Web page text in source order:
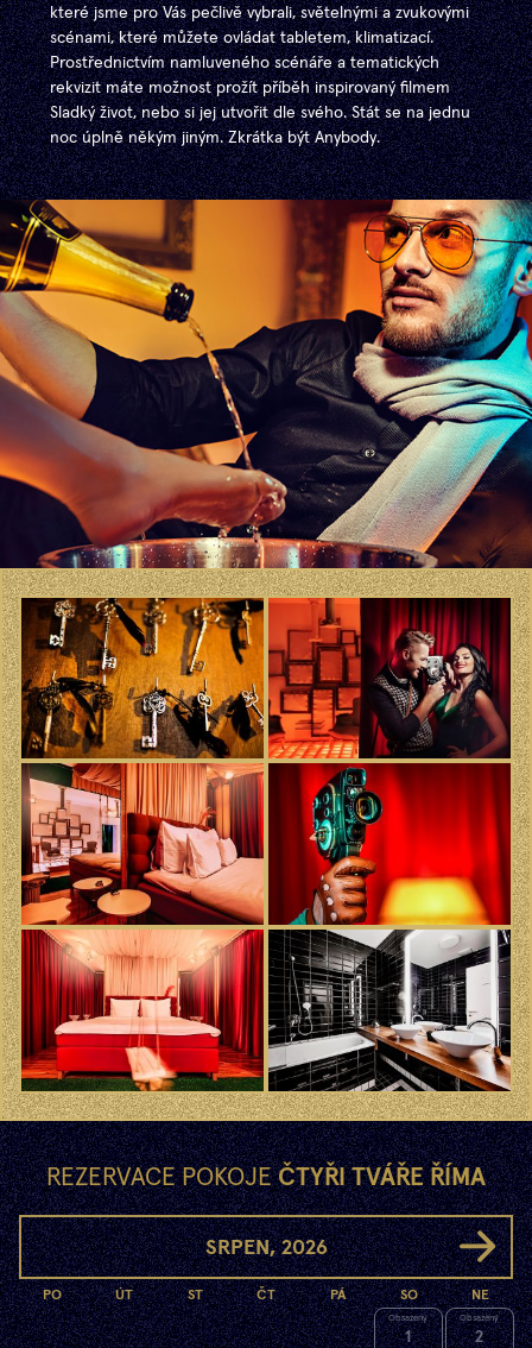
které jsme pro Vás pečlivě vybrali, světelnými a zvukovými
scénami, které můžete ovládat tabletem, klimatizací.
Prostřednictvím namluveného scénáře a tematických
rekvizit máte možnost prožít příběh inspirovaný filmem
Sladký život, nebo si jej utvořit dle svého. Stát se na jednu
noc úplně někým jiným. Zkrátka být Anybody.
REZERVACE POKOJEČTYŘI TVÁŘE ŘÍMA
SRPEN, 2026
PO ÚT ST ČT PÁ SO NE
Obsazený
1
Obsazený
2